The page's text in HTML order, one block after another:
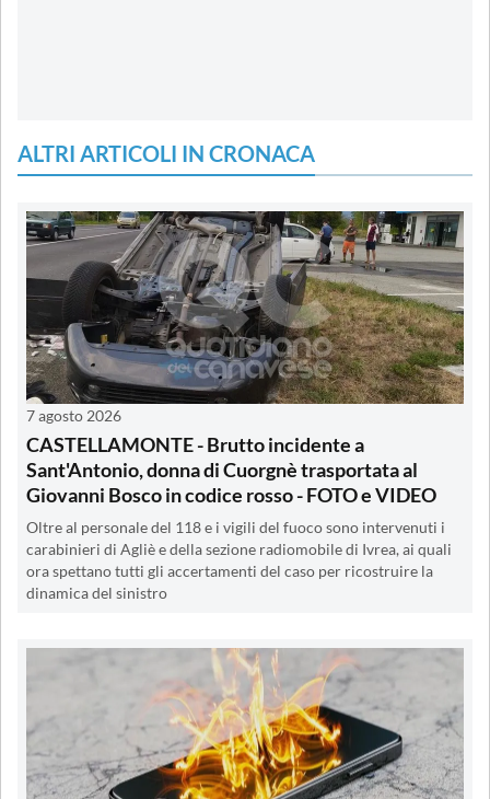
ALTRI ARTICOLI IN CRONACA
7 agosto 2026
CASTELLAMONTE - Brutto incidente a
Sant'Antonio, donna di Cuorgnè trasportata al
Giovanni Bosco in codice rosso - FOTO e VIDEO
Oltre al personale del 118 e i vigili del fuoco sono intervenuti i
carabinieri di Agliè e della sezione radiomobile di Ivrea, ai quali
ora spettano tutti gli accertamenti del caso per ricostruire la
dinamica del sinistro